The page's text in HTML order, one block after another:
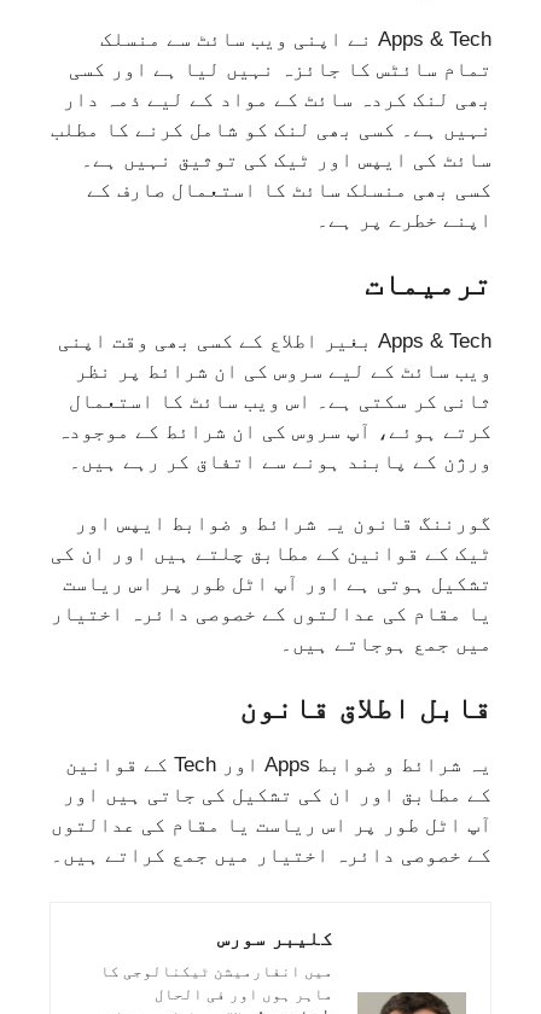
Apps & Tech نے اپنی ویب سائٹ سے منسلک
تمام سائٹس کا جائزہ نہیں لیا ہے اور کسی
بھی لنک کردہ سائٹ کے مواد کے لیے ذمہ دار
نہیں ہے۔ کسی بھی لنک کو شامل کرنے کا مطلب
سائٹ کی ایپس اور ٹیک کی توثیق نہیں ہے۔
کسی بھی منسلک سائٹ کا استعمال صارف کے
اپنے خطرے پر ہے۔
ترمیمات
Apps & Tech بغیر اطلاع کے کسی بھی وقت اپنی
ویب سائٹ کے لیے سروس کی ان شرائط پر نظر
ثانی کر سکتی ہے۔ اس ویب سائٹ کا استعمال
کرتے ہوئے، آپ سروس کی ان شرائط کے موجودہ
ورژن کے پابند ہونے سے اتفاق کر رہے ہیں۔
گورننگ قانون یہ شرائط و ضوابط ایپس اور
ٹیک کے قوانین کے مطابق چلتے ہیں اور ان کی
تشکیل ہوتی ہے اور آپ اٹل طور پر اس ریاست
یا مقام کی عدالتوں کے خصوصی دائرہ اختیار
میں جمع ہوجاتے ہیں۔
قابل اطلاق قانون
یہ شرائط و ضوابط Apps اور Tech کے قوانین
کے مطابق اور ان کی تشکیل کی جاتی ہیں اور
آپ اٹل طور پر اس ریاست یا مقام کی عدالتوں
کے خصوصی دائرہ اختیار میں جمع کراتے ہیں۔
کلیبر سورس
میں انفارمیشن ٹیکنالوجی کا
ماہر ہوں اور فی الحال